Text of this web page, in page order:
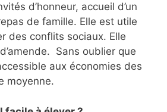
d’honneur, accueil d’un
de famille. Elle est utile
des conflits sociaux. Elle
Sans oublier que
aux économies des
moyenne.